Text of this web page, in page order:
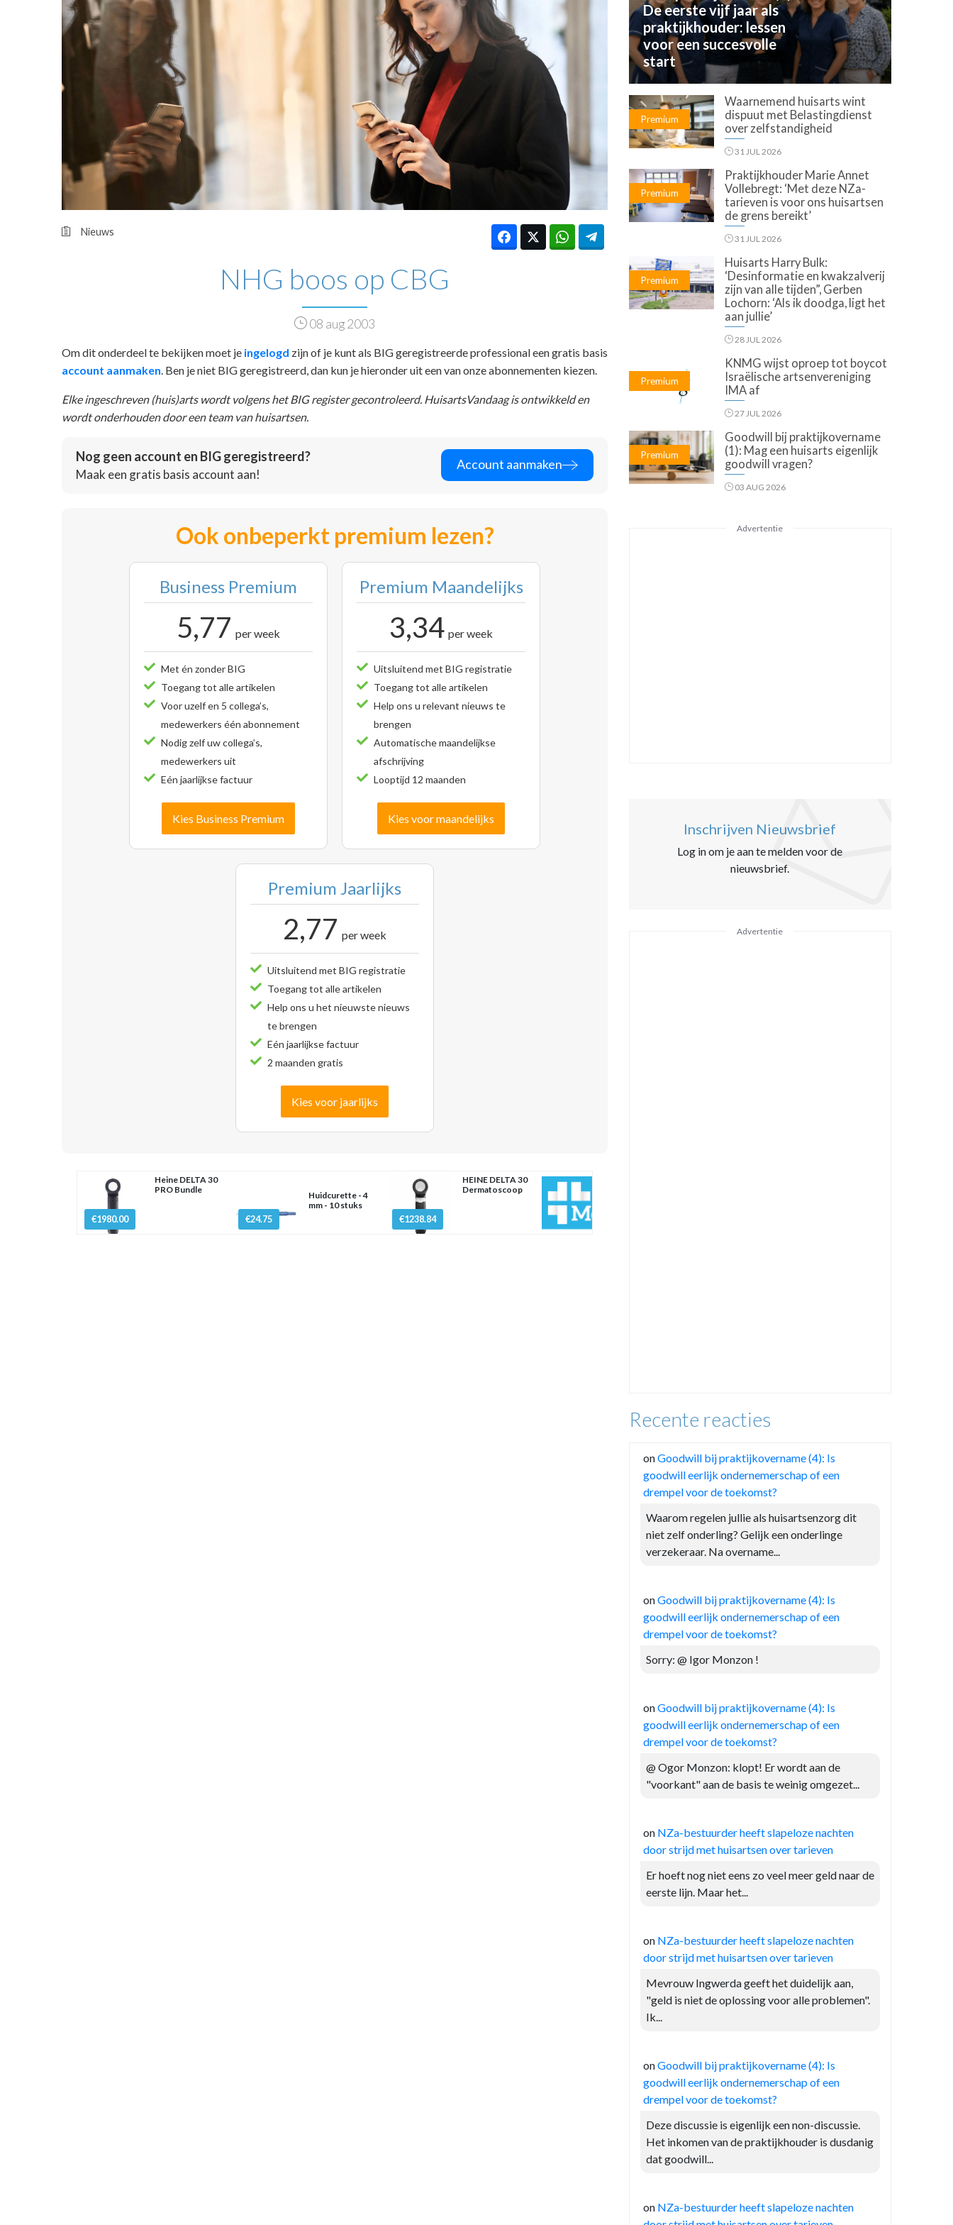
HUISARTSENPOST
PRAKTIJKZAKEN
VPHUISARTSEN
MEDISCHE VAKHANDEL
REGISTRATIE
Nieuws
NHG boos op CBG
08 aug 2003
Om dit onderdeel te bekijken moet je ingelogd zijn of je kunt als BIG geregistreerde professional een gratis basis
account aanmaken . Ben je niet BIG geregistreerd, dan kun je hieronder uit een van onze abonnementen kiezen.
Elke ingeschreven (huis)arts wordt volgens het BIG register gecontroleerd. HuisartsVandaag is ontwikkeld en
wordt onderhouden door een team van huisartsen.
Nog geen account en BIG geregistreerd?
Maak een gratis basis account aan!
Account aanmaken
Ook onbeperkt premium lezen?
Business Premium
5,77 per week
Met én zonder BIG
Toegang tot alle artikelen
Voor uzelf en 5 collega’s,
medewerkers één abonnement
Nodig zelf uw collega’s,
medewerkers uit
Eén jaarlijkse factuur
Kies Business Premium
Premium Maandelijks
3,34 per week
Uitsluitend met BIG registratie
Toegang tot alle artikelen
Help ons u relevant nieuws te
brengen
Automatische maandelijkse
afschrijving
Looptijd 12 maanden
Kies voor maandelijks
Premium Jaarlijks
2,77 per week
Uitsluitend met BIG registratie
Toegang tot alle artikelen
Help ons u het nieuwste nieuws
te brengen
Eén jaarlijkse factuur
2 maanden gratis
Kies voor jaarlijks
€1980.00
Heine DELTA 30
PRO Bundle
€24.75
Huidcurette - 4
mm - 10 stuks
€1238.84
HEINE DELTA 30
Dermatoscoop
De eerste vijf jaar als
praktijkhouder: lessen
voor een succesvolle
start
Premium
Waarnemend huisarts wint
dispuut met Belastingdienst
over zelfstandigheid
31 JUL 2026
Premium
Praktijkhouder Marie Annet
Vollebregt: ‘Met deze NZa-
tarieven is voor ons huisartsen
de grens bereikt’
31 JUL 2026
Premium
Huisarts Harry Bulk:
‘Desinformatie en kwakzalverij
zijn van alle tijden”, Gerben
Lochorn: ‘Als ik doodga, ligt het
aan jullie’
28 JUL 2026
Premium
KNMG wijst oproep tot boycot
Israëlische artsenvereniging
IMA af
27 JUL 2026
Premium
Goodwill bij praktijkovername
(1): Mag een huisarts eigenlijk
goodwill vragen?
03 AUG 2026
Advertentie
Inschrijven Nieuwsbrief
Log in om je aan te melden voor de
nieuwsbrief.
Advertentie
Recente reacties
onGoodwill bij praktijkovername (4): Is
goodwill eerlijk ondernemerschap of een
drempel voor de toekomst?
Waarom regelen jullie als huisartsenzorg dit
niet zelf onderling? Gelijk een onderlinge
verzekeraar. Na overname...
onGoodwill bij praktijkovername (4): Is
goodwill eerlijk ondernemerschap of een
drempel voor de toekomst?
Sorry: @ Igor Monzon !
onGoodwill bij praktijkovername (4): Is
goodwill eerlijk ondernemerschap of een
drempel voor de toekomst?
@ Ogor Monzon: klopt! Er wordt aan de
"voorkant" aan de basis te weinig omgezet...
on NZa-bestuurder heeft slapeloze nachten
door strijd met huisartsen over tarieven
Er hoeft nog niet eens zo veel meer geld naar de
eerste lijn. Maar het...
on NZa-bestuurder heeft slapeloze nachten
door strijd met huisartsen over tarieven
Mevrouw Ingwerda geeft het duidelijk aan,
"geld is niet de oplossing voor alle problemen".
Ik...
onGoodwill bij praktijkovername (4): Is
goodwill eerlijk ondernemerschap of een
drempel voor de toekomst?
Deze discussie is eigenlijk een non-discussie.
Het inkomen van de praktijkhouder is dusdanig
dat goodwill...
on NZa-bestuurder heeft slapeloze nachten